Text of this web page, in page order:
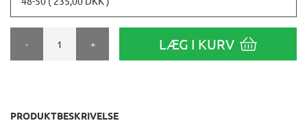
- + LÆG I KURV
PRODUKTBESKRIVELSE